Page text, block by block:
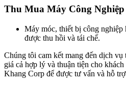
Thu Mua Máy Công
Máy móc, thiết bị công nghiệp
được thu hồi và tái chế.
Chúng tôi cam kết mang đến dịch vụ
giá cả hợp lý và thuận tiện cho
Khang Corp để được tư vấn và hỗ